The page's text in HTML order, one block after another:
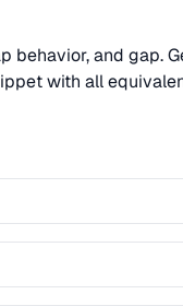
and gap.
with all